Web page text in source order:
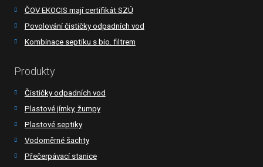
ČOV EKOCIS mají certifikát SZÚ
Povolování čističky odpadních vod
Kombinace septiku s bio. filtrem
Produkty
Čističky odpadních vod
Plastové jímky, žumpy
Plastové septiky
Vodoměrné šachty
Přečerpávací stanice